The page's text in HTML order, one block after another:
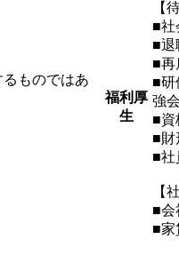
ものではあ
福利厚
生
【
■社
■退
■再
■研
強
■資
■財
■社
【
■会
■家